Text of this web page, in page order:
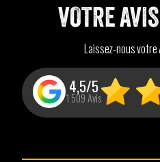
VOTRE
Laissez-nous votre
4,5/5
1 509 Avis